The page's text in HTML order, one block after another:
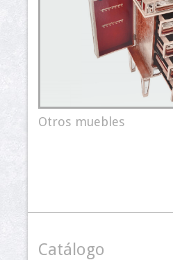
Otros muebles
Catálogo